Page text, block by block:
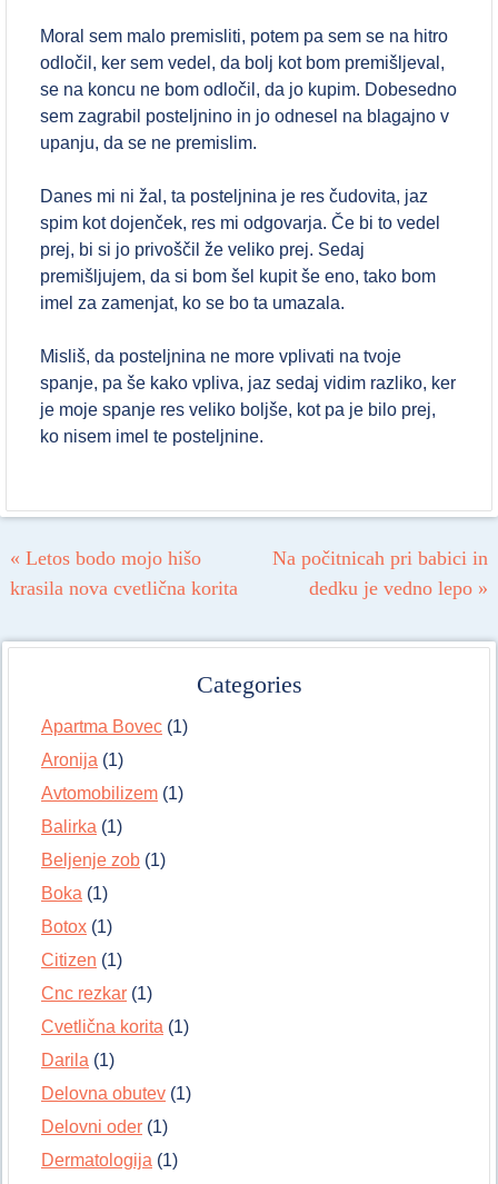
Moral sem malo premisliti, potem pa sem se na hitro
odločil, ker sem vedel, da bolj kot bom premišljeval,
se na koncu ne bom odločil, da jo kupim. Dobesedno
sem zagrabil posteljnino in jo odnesel na blagajno v
upanju, da se ne premislim.
Danes mi ni žal, ta posteljnina je res čudovita, jaz
spim kot dojenček, res mi odgovarja. Če bi to vedel
prej, bi si jo privoščil že veliko prej. Sedaj
premišljujem, da si bom šel kupit še eno, tako bom
imel za zamenjat, ko se bo ta umazala.
Misliš, da posteljnina ne more vplivati na tvoje
spanje, pa še kako vpliva, jaz sedaj vidim razliko, ker
je moje spanje res veliko boljše, kot pa je bilo prej,
ko nisem imel te posteljnine.
Post navigation
« Letos bodo mojo hišo
krasila nova cvetlična korita
Na počitnicah pri babici in
dedku je vedno lepo »
Categories
Apartma Bovec (1)
Aronija (1)
Avtomobilizem (1)
Balirka (1)
Beljenje zob (1)
Boka (1)
Botox (1)
Citizen (1)
Cnc rezkar (1)
Cvetlična korita (1)
Darila (1)
Delovna obutev (1)
Delovni oder (1)
Dermatologija (1)